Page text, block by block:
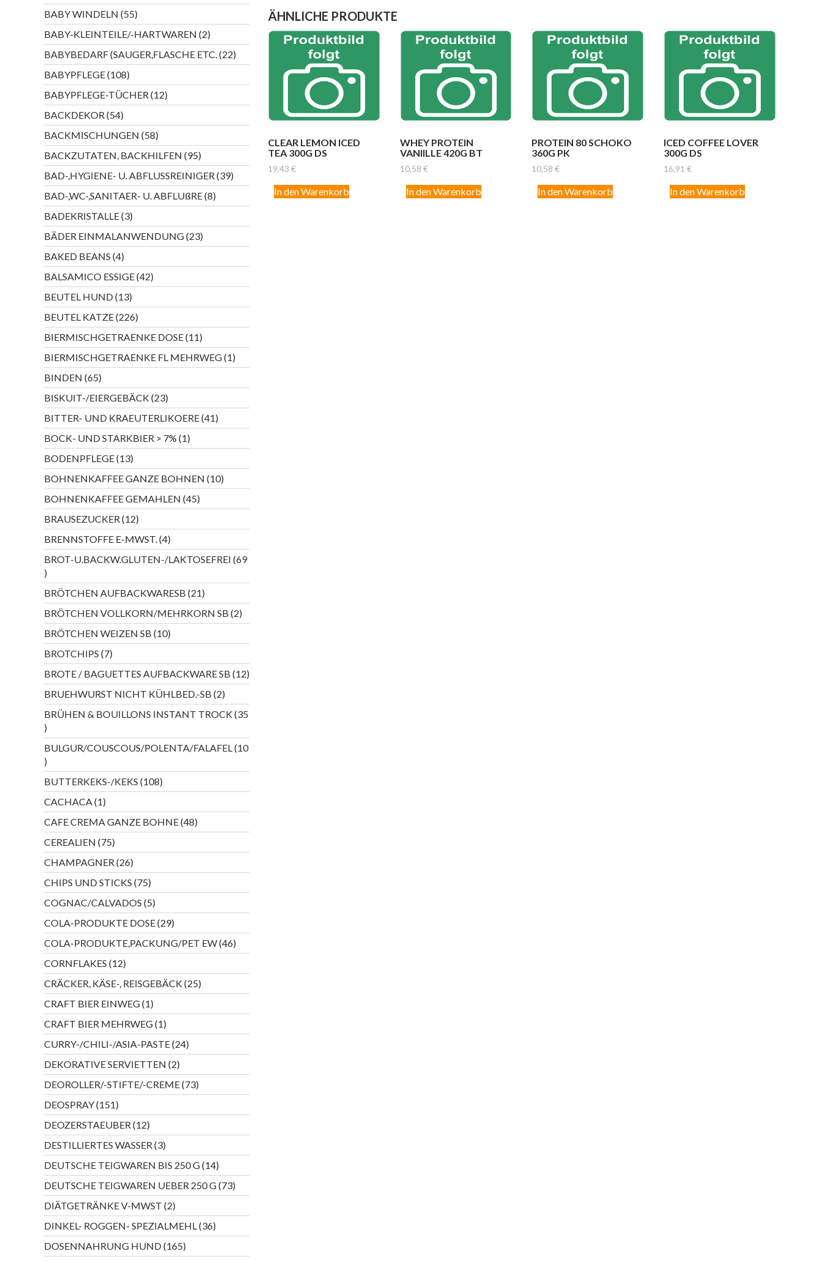
ÄHNLICHE PRODUKTE
CLEAR LEMON ICED
TEA 300G DS
19,43 €
In den Warenkorb
WHEY PROTEIN
VANIILLE 420G BT
10,58 €
In den Warenkorb
PROTEIN 80 SCHOKO
360G PK
10,58€
In den Warenkorb
ICED COFFEE LOVER
300G DS
16,91 €
In den Warenkorb
Produkte
BABY WINDELN 5555
Produkte
BABY-KLEINTEILE/-HARTWAREN 22
Produkte
BABYBEDARF (SAUGER,FLASCHE ETC. 2222
Produkte
BABYPFLEGE 108108
Produkte
BABYPFLEGE-TÜCHER 1212
Produkte
BACKDEKOR 5454
Produkte
BACKMISCHUNGEN 5858
Produkte
BACKZUTATEN, BACKHILFEN 9595
Produkte
BAD-,HYGIENE- U. ABFLUSSREINIGER 3939
Produkte
BAD-,WC-,SANITAER- U. ABFLUßRE 88
Produkte
BADEKRISTALLE 33
Produkte
BÄDER EINMALANWENDUNG 2323
Produkte
BAKED BEANS 44
Produkte
BALSAMICO ESSIGE 4242
Produkte
BEUTEL HUND 1313
Produkte
BEUTEL KATZE 226226
Produkte
BIERMISCHGETRAENKE DOSE 1111
Produkte
BIERMISCHGETRAENKE FL MEHRWEG 11
Produkt
BINDEN 6565
Produkte
BISKUIT-/EIERGEBÄCK 2323
Produkte
BITTER- UND KRAEUTERLIKOERE 4141
Produkte
BOCK- UND STARKBIER > 7% 11
Produkt
BODENPFLEGE 1313
Produkte
BOHNENKAFFEE GANZE BOHNEN 1010
Produkte
BOHNENKAFFEE GEMAHLEN 4545
Produkte
BRAUSEZUCKER 1212
Produkte
BRENNSTOFFE E-MWST. 44
Produkte
BROT-U.BACKW.GLUTEN-/LAKTOSEFREI 69
69
Produkte
BRÖTCHEN AUFBACKWARESB 2121
Produkte
BRÖTCHEN VOLLKORN/MEHRKORN SB 22
Produkte
BRÖTCHEN WEIZEN SB 1010
Produkte
BROTCHIPS 77
Produkte
BROTE / BAGUETTES AUFBACKWARE SB 1212
Produkte
BRUEHWURST NICHT KÜHLBED.-SB 22
Produkte
BRÜHEN & BOUILLONS INSTANT TROCK 35
35
Produkte
BULGUR/COUSCOUS/POLENTA/FALAFEL 10
10
Produkte
BUTTERKEKS-/KEKS 108108
Produkte
CACHACA 11
Produkt
CAFE CREMA GANZE BOHNE 4848
Produkte
CEREALIEN 7575
Produkte
CHAMPAGNER 2626
Produkte
CHIPS UND STICKS 7575
Produkte
COGNAC/CALVADOS 55
Produkte
COLA-PRODUKTE DOSE 2929
Produkte
COLA-PRODUKTE,PACKUNG/PET EW 4646
Produkte
CORNFLAKES 1212
Produkte
CRÄCKER, KÄSE-, REISGEBÄCK 2525
Produkte
CRAFT BIER EINWEG 11
Produkt
CRAFT BIER MEHRWEG 11
Produkt
CURRY-/CHILI-/ASIA-PASTE 2424
Produkte
DEKORATIVE SERVIETTEN 22
Produkte
DEOROLLER/-STIFTE/-CREME 7373
Produkte
DEOSPRAY 151151
Produkte
DEOZERSTAEUBER 1212
Produkte
DESTILLIERTES WASSER 33
Produkte
DEUTSCHE TEIGWAREN BIS 250 G 1414
Produkte
DEUTSCHE TEIGWAREN UEBER 250 G 7373
Produkte
DIÄTGETRÄNKE V-MWST 22
Produkte
DINKEL- ROGGEN- SPEZIALMEHL 3636
Produkte
DOSENNAHRUNG HUND 165165
Produkte